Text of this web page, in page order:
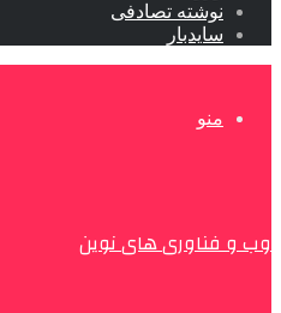
نوشته تصادفی
سایدبار
منو
وب و فناوری های نوین